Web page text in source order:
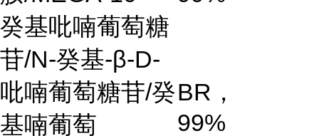
癸基吡喃葡萄糖
苷/N-癸基-β-D-
吡喃葡萄糖苷/癸
基喃葡萄
BR ，
99%